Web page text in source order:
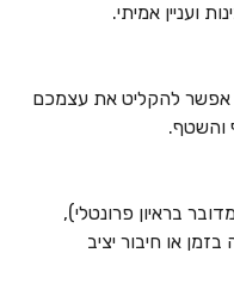
ועניין אמיתי.
אפשר להקליט את עצמכם
והשטף.
בראיון פרונטלי),
או חיבור יציב